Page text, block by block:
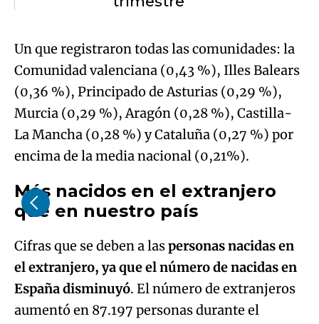
Un que registraron todas las comunidades: la
Comunidad valenciana (0,43 %), Illes Balears
(0,36 %), Principado de Asturias (0,29 %),
Murcia (0,29 %), Aragón (0,28 %), Castilla-
La Mancha (0,28 %) y Cataluña (0,27 %) por
encima de la media nacional (0,21%).
Más nacidos en el extranjero
que en nuestro país
Cifras que se deben a laspersonas nacidas en
el extranjero, ya que el número de nacidas en
España disminuyó. El número de extranjeros
aumentó en 87.197 personas durante el